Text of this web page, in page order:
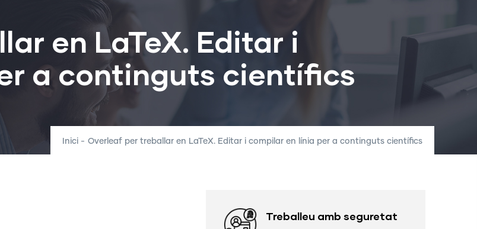
en LaTeX. Editar i
a continguts científics
Inici - Overleaf per treballar en LaTeX. Editar i compilar en línia per a continguts científics
Treballeu amb seguretat